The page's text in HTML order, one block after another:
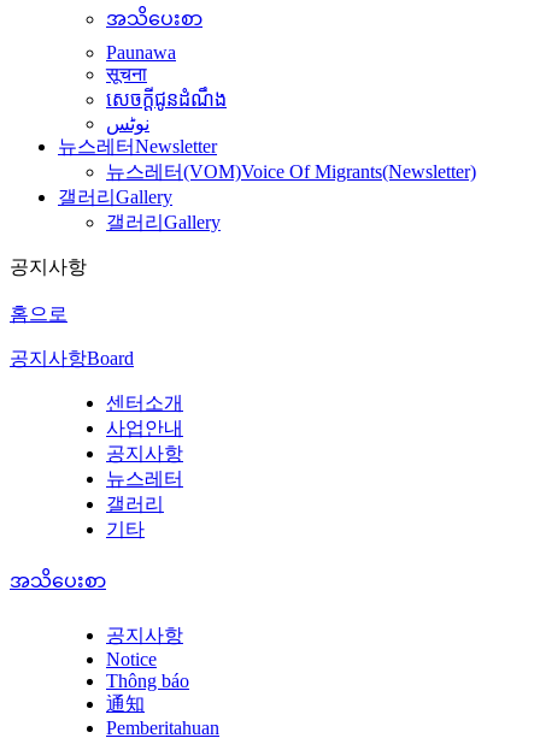
အသိပေးစာ
Paunawa
सूचना
សេចក្តីជូនដំណឹង
نوٹس
뉴스레터Newsletter
뉴스레터(VOM)Voice Of Migrants(Newsletter)
갤러리 Gallery
갤러리 Gallery
공지사항
홈으로
공지사항Board
센터소개
사업안내
공지사항
뉴스레터
갤러리
기타
အသိပေးစာ
공지사항
Notice
Thông báo
通知
Pemberitahuan